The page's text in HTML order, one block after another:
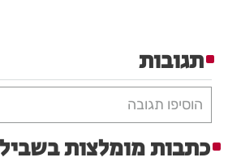
תגובות
הוסיפו תגובה
כתבות מומלצות